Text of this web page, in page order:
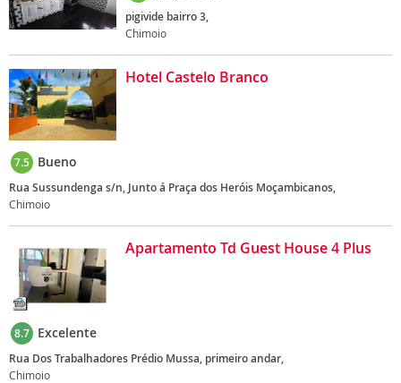
pigivide bairro 3,
Chimoio
Hotel Castelo Branco
7.5 Bueno
Rua Sussundenga s/n, Junto á Praça dos Heróis Moçambicanos,
Chimoio
Apartamento Td Guest House 4 Plus
8.7 Excelente
Rua Dos Trabalhadores Prédio Mussa, primeiro andar,
Chimoio